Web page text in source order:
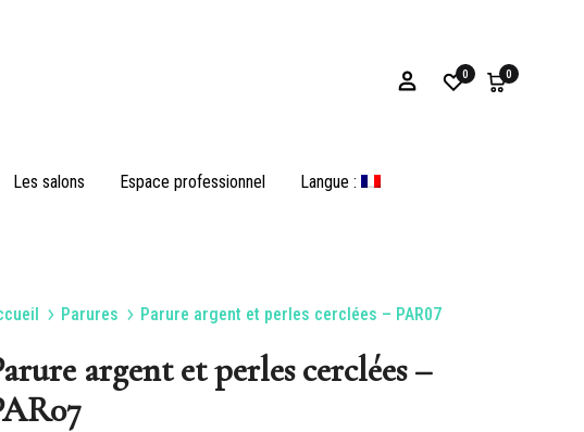
0 0
Bracelets
Les salons Espace professionnel Langue :
Parures Parure argent et perles cerclées – PAR07
argent et perles cerclées –